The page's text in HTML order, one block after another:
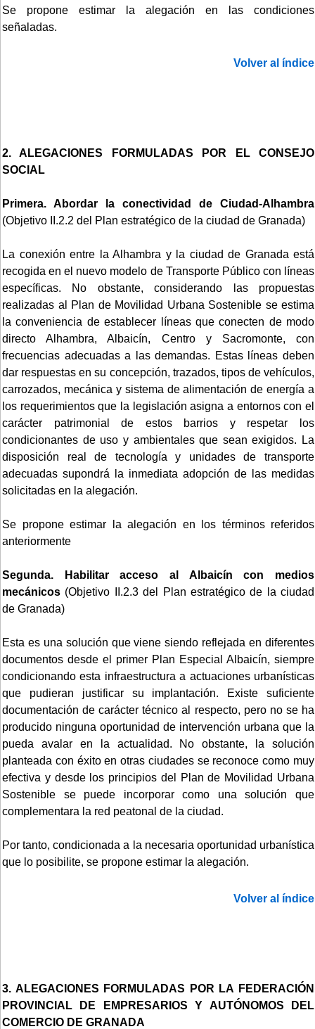
Se propone estimar la alegación en las condiciones
señaladas.
Volver al índice
2. ALEGACIONES FORMULADAS POR EL CONSEJO
SOCIAL
Primera. Abordar la conectividad de Ciudad-Alhambra
(Objetivo II.2.2 del Plan estratégico de la ciudad de Granada)
La conexión entre la Alhambra y la ciudad de Granada está
recogida en el nuevo modelo de Transporte Público con líneas
específicas. No obstante, considerando las propuestas
realizadas al Plan de Movilidad Urbana Sostenible se estima
la conveniencia de establecer líneas que conecten de modo
directo Alhambra, Albaicín, Centro y Sacromonte, con
frecuencias adecuadas a las demandas. Estas líneas deben
dar respuestas en su concepción, trazados, tipos de vehículos,
carrozados, mecánica y sistema de alimentación de energía a
los requerimientos que la legislación asigna a entornos con el
carácter patrimonial de estos barrios y respetar los
condicionantes de uso y ambientales que sean exigidos. La
disposición real de tecnología y unidades de transporte
adecuadas supondrá la inmediata adopción de las medidas
solicitadas en la alegación.
Se propone estimar la alegación en los términos referidos
anteriormente
Segunda.
Habilitar acceso al Albaicín con medios
mecánicos (Objetivo II.2.3 del Plan estratégico de la ciudad
de Granada)
Esta es una solución que viene siendo reflejada en diferentes
documentos desde el primer Plan Especial Albaicín, siempre
condicionando esta infraestructura a actuaciones urbanísticas
que pudieran justificar su implantación. Existe suficiente
documentación de carácter técnico al respecto, pero no se ha
producido ninguna oportunidad de intervención urbana que la
pueda avalar en la actualidad. No obstante, la solución
planteada con éxito en otras ciudades se reconoce como muy
efectiva y desde los principios del Plan de Movilidad Urbana
Sostenible se puede incorporar como una solución que
complementara la red peatonal de la ciudad.
Por tanto, condicionada a la necesaria oportunidad urbanística
que lo posibilite, se propone estimar la alegación.
Volver al índice
3. ALEGACIONES FORMULADAS POR LA FEDERACIÓN
PROVINCIAL DE EMPRESARIOS Y AUTÓNOMOS DEL
COMERCIO DE GRANADA